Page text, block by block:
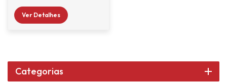
SIC da Klarint são
selecionados entre vários
resina CAB com boa
compatibilidade, sendo
Ver Detalhes
Categorias